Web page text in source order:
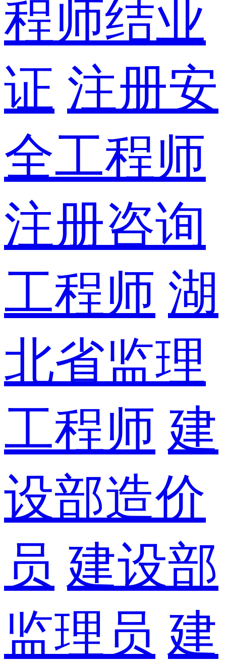
程师结业
证 注册安
全工程师
注册咨询
工程师 湖
北省监理
工程师 建
设部造价
员 建设部
监理员 建